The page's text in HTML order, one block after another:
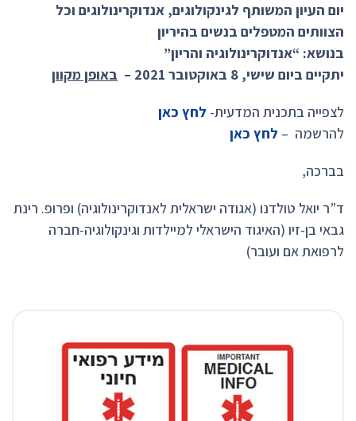
יום העיון המשותף לגינקולוגים, אנדוקרינולוגים וכל
הצוותים המטפלים בנשים בהיריון
בנושא: “אנדוקרינולוגיה והריון”
יתקיים ביום שישי, 8 באוקטובר 2021 –
באופן מקוון
לצפייה בתכנית המדעית- לחץ כאן
להרשמה – לחץ כאן
בברכה,
ד”ר יואל טולדנו (אגודה ישראלית לאנדוקרינולוגיה) ופרופ. רינת
גבאי בן-זיו (האיגוד הישראלי למיילדות וגינקולוגיה-חברה
לרפואת אם ועובר)